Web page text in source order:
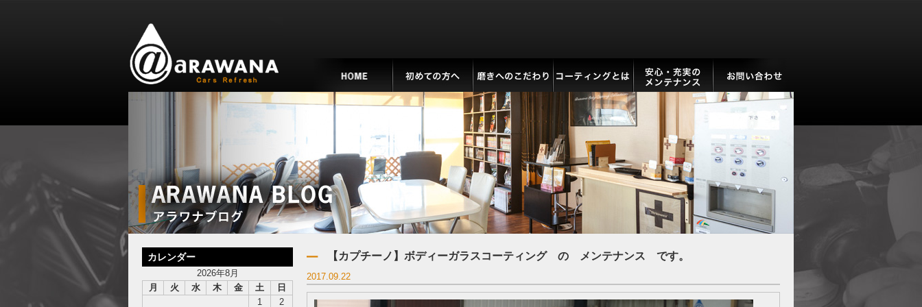
【カプチーノ】ボディーガラスコーティング の メンテナンス です。
2017.09.22
カレンダー
2026年8月
月
火 水 木 金 土
日
1
2